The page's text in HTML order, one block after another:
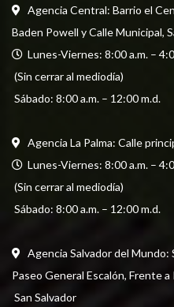
Agencia Central: Barrio el
Baden Powell y Calle Municipal,
Lunes-Viernes: 8:00 a.m. –
(Sin cerrar al mediodía)
Sábado: 8:00 a.m. – 12:00 m.d.
Agencia La Palma: Calle
Lunes-Viernes: 8:00 a.m. –
(Sin cerrar al mediodía)
Sábado: 8:00 a.m. – 12:00 m.d.
Agencia Salvador del Mundo:
Paseo General Escalón, Frente
San Salvador